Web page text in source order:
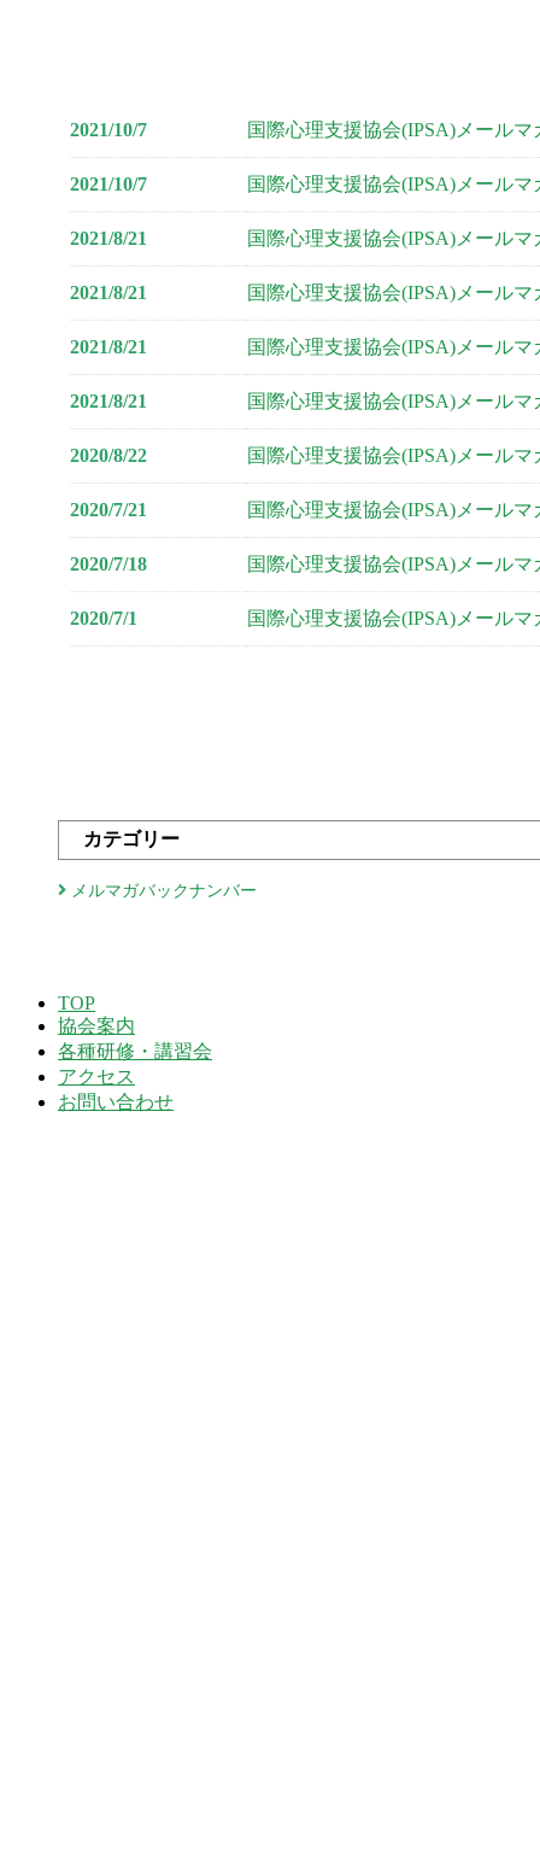
2021/10/7 国際心理支援協会(IPSA)メールマ
2021/10/7 国際心理支援協会(IPSA)メールマ
2021/8/21 国際心理支援協会(IPSA)メールマ
2021/8/21 国際心理支援協会(IPSA)メールマ
2021/8/21 国際心理支援協会(IPSA)メールマ
2021/8/21 国際心理支援協会(IPSA)メールマ
2020/8/22 国際心理支援協会(IPSA)メール
2020/7/21 国際心理支援協会(IPSA)メール
2020/7/18 国際心理支援協会(IPSA)メール
2020/7/1 国際心理支援協会(IPSA)メールマ
ー
ジ
カテゴリー
メルマガバックナンバー
TOP
協会案内
各種研修・講習会
アクセス
お問い合わせ